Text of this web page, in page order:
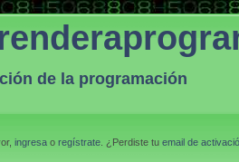
de la programación
ingresa o regístrate . ¿Perdiste tu email de